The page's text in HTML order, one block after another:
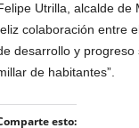
Utrilla, alcalde de
colaboración entre
desarrollo y
de habitantes”.
esto: